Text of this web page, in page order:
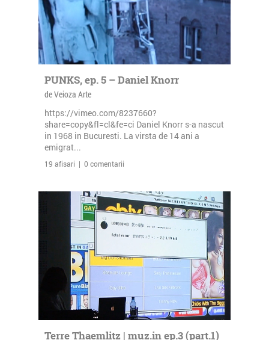
PUNKS, ep. 5 – Daniel Knorr
de Veioza Arte
https://vimeo.com/8237660?
share=copy&fl=cl&fe=ci Daniel Knorr s-a nascut
in 1968 in Bucuresti. La virsta de 14 ani a
emigrat...
19 afisari | 0 comentarii
Terre Thaemlitz | muz.in ep.3 (part.1)